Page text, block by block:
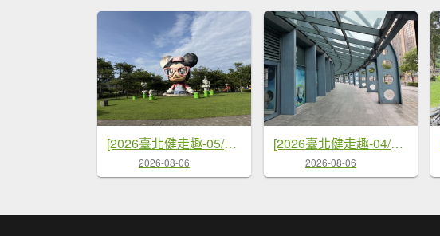
[2026臺北健走趣-05/50] 2026_0712_美崙公園
2026-08-06
[2026臺北健走趣-04/50] 2026_0710_臺北小巨蛋
2026-08-06